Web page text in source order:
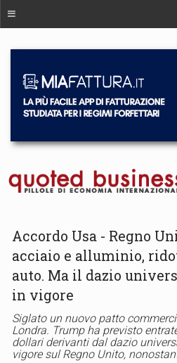
Accordo Usa - Regno
acciaio e alluminio,
auto. Ma il dazio
in vigore
Siglato un nuovo patto
Londra. Trump ha previsto
dollari derivanti dal dazio
vigore sul Regno Unito,